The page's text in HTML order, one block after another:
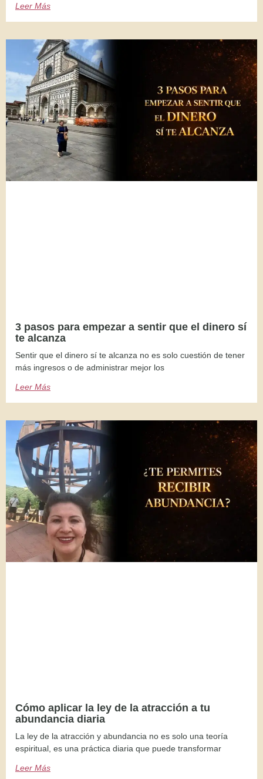
Leer Más
3 pasos para empezar a sentir que el dinero sí
te alcanza
Sentir que el dinero sí te alcanza no es solo cuestión de tener
más ingresos o de administrar mejor los
Leer Más
Cómo aplicar la ley de la atracción a tu
abundancia diaria
La ley de la atracción y abundancia no es solo una teoría
espiritual, es una práctica diaria que puede transformar
Leer Más